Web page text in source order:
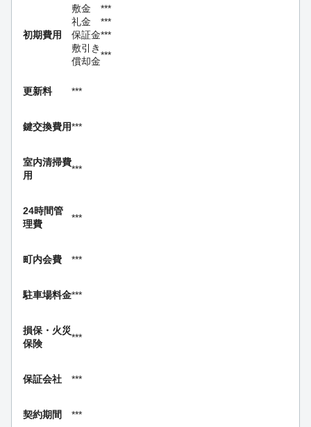
初期費用
敷金
***
礼金
***
保証金***
敷引き
償却金
***
更新料 ***
鍵交換費用***
室内清掃費
用
***
24時間管
理費
***
町内会費 ***
駐車場料金***
損保・ 火災
保険
***
保証会社 ***
契約期間 ***